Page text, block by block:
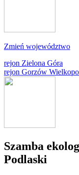
Zmień województwo
rejon Zielona Góra
rejon Gorzów
Szamba
Podlaski